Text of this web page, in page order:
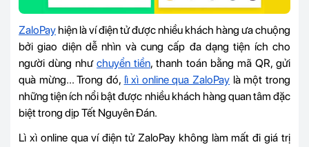
ZaloPay hiện là ví điện tử được nhiều khách hàng ưa chuộng
bởi giao diện dễ nhìn và cung cấp đa dạng tiện ích cho
người dùng như chuyển tiền, thanh toán bằng mã QR, gửi
quà mừng... Trong đó, lì xì online qua ZaloPay là một trong
những tiện ích nổi bật được nhiều khách hàng quan tâm đặc
biệt trong dịp Tết Nguyên Đán.
Lì xì online qua ví điện tử ZaloPay không làm mất đi giá trị